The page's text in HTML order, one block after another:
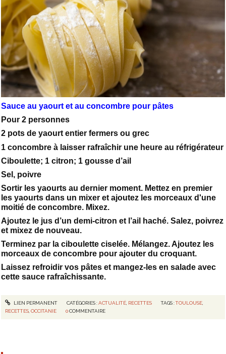
Sauce au yaourt et au concombre pour pâtes
Pour 2 personnes
2 pots de yaourt entier fermers ou grec
1 concombre à laisser rafraîchir une heure au réfrigérateur
Ciboulette; 1 citron; 1 gousse d’ail
Sel, poivre
Sortir les yaourts au dernier moment. Mettez en premier
les yaourts dans un mixer et ajoutez les morceaux d'une
moitié de concombre. Mixez.
Ajoutez le jus d’un demi-citron et l’ail haché. Salez, poivrez
et mixez de nouveau.
Terminez par la ciboulette ciselée. Mélangez. Ajoutez les
morceaux de concombre pour ajouter du croquant.
Laissez refroidir vos pâtes et mangez-les en salade avec
cette sauce rafraîchissante.
LIEN PERMANENT CATÉGORIES :ACTUALITÉ, RECETTES TAGS :TOULOUSE
RECETTES ,OCCITANIE 0 COMMENTAIRE